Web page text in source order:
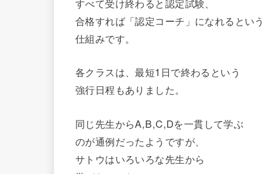
すべて受け終わると認定試験、
合格すれば「認定コーチ」になれるという
仕組みです。
各クラスは、最短1日で終わるという
強行日程もありました。
同じ先生からA,B,C,Dを一貫して学ぶ
のが通例だったようですが、
サトウはいろいろな先生から